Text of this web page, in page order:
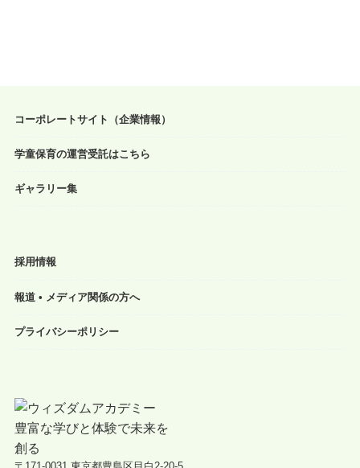
コーポレートサイト（企業情報）
学童保育の運営受託はこちら
ギャラリー集
採用情報
報道 • メディア関係の方へ
プライバシーポリシー